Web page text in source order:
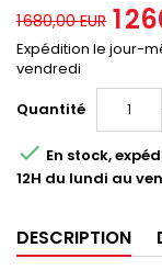
1 680,00 EUR 1
Expédition le jour-
vendredi
Quantité
 En stock,
12H du lundi au
DESCRIPTION